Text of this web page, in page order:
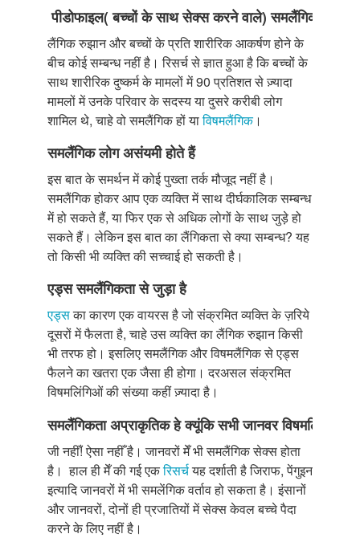
पीडोफाइल(बच्चों के साथ सेक्स करने वाले)समलैंगिक
लैंगिक रुझान और बच्चों के प्रति शारीरिक आकर्षण होने के
बीच कोई सम्बन्ध नहीं है। रिसर्च से ज्ञात हुआ है कि बच्चों के
साथ शारीरिक दुष्कर्म के मामलों में 90 प्रतिशत से ज़्यादा
मामलों में उनके परिवार के सदस्य या दुसरे करीबी लोग
शामिल थे, चाहे वो समलैंगिक हों याविषमलैंगिक।
समलैंगिक लोग असंयमी होते हैं
इस बात के समर्थन में कोई पुख्ता तर्क मौजूद नहीं है।
समलैंगिक होकर आप एक व्यक्ति में साथ दीर्घकालिक सम्बन्ध
में हो सकते हैं, या फिर एक से अधिक लोगों के साथ जुड़े हो
सकते हैं। लेकिन इस बात का लैंगिकता से क्या सम्बन्ध? यह
तो किसी भी व्यक्ति की सच्चाई हो सकती है।
एड्स समलैंगिकता से जुड़ा है
एड्सका कारण एक वायरस है जो संक्रमित व्यक्ति के ज़रिये
दूसरों में फैलता है, चाहे उस व्यक्ति का लैंगिक रुझान किसी
भी तरफ हो। इसलिए समलैंगिक और विषमलैंगिक से एड्स
फैलने का खतरा एक जैसा ही होगा। दरअसल संक्रमित
विषमलिंगिओं की संख्या कहीं ज़्यादा है।
समलैंगिकता अप्राकृतिक हे क्यूंकि सभी जानवर विषमलिंगी
जी नहीँ! ऐसा नहीँ है। जानवरों मेँ भी समलैंगिक सेक्स होता
है। हाल ही मेँ की गई एकरिसर्चयह दर्शाती है जिराफ, पेंगुइन
इत्यादि जानवरों में भी समलेंगिक वर्ताव हो सकता है। इंसानों
और जानवरों, दोनों ही प्रजातियों में सेक्स केवल बच्चे पैदा
करने के लिए नहीं है।